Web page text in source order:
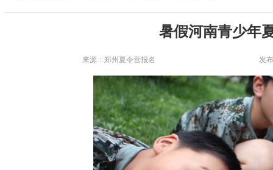
暑假河南青少年
来源：郑州夏令营报名 发